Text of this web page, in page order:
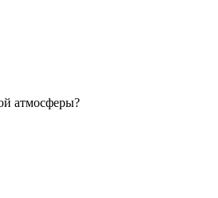
атмосферы?